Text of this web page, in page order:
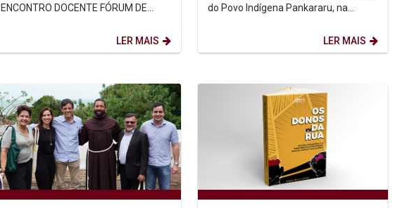
ENCONTRO DOCENTE FÓRUM DE
ESTUDANTIL TEMÁTICA: AGIR
DIFERENTE...
LER MAIS
do Povo Indígena Pankararu, na
LER MAIS